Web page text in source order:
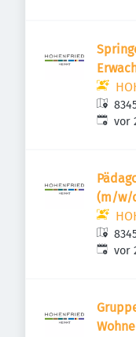
vor
(m/w/
vor